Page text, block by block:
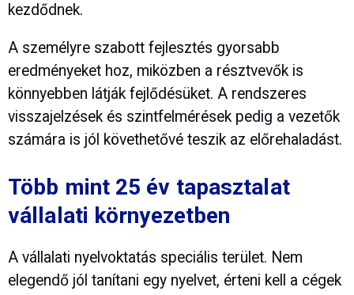
kezdődnek.
A személyre szabott fejlesztés gyorsabb
eredményeket hoz, miközben a résztvevők is
könnyebben látják fejlődésüket. A rendszeres
visszajelzések és szintfelmérések pedig a vezetők
számára is jól követhetővé teszik az előrehaladást.
Több mint 25 év tapasztalat
vállalati környezetben
A vállalati nyelvoktatás speciális terület. Nem
elegendő jól tanítani egy nyelvet, érteni kell a cégek